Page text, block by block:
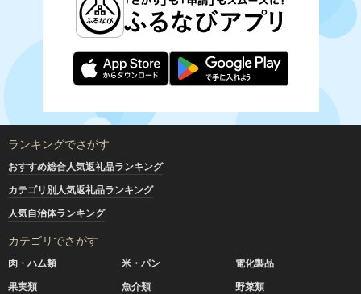
ランキングでさがす
おすすめ総合人気返礼品ランキング
カテゴリ別人気返礼品ランキング
人気自治体ランキング
カテゴリでさがす
肉・ハム類 米・パン
電化製品
果実類
魚介類
野菜類